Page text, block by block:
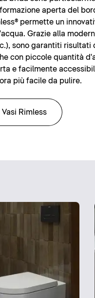
aperta del
permette un
Grazie alla
sono garantiti risultati
con piccole quantità
e facilmente
più facile da pulire.
Vasi Rimless